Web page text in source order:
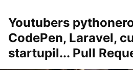
Youtubers
CodePen, Laravel,
startupil... Pull